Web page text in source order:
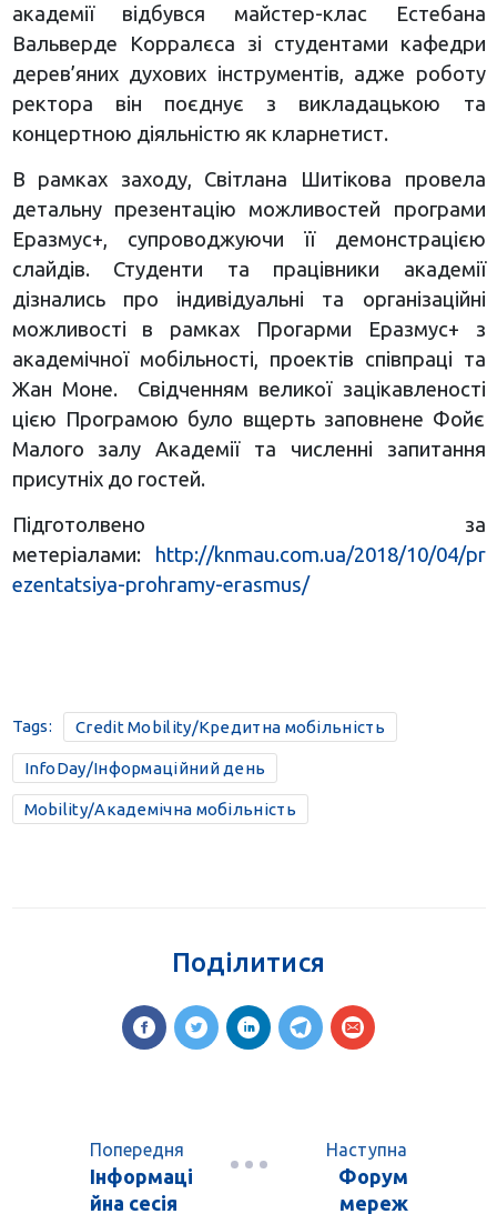
академіївідбувся майстер-клас Естебана
Вальверде Корралєса зі студентами кафедри
дерев’яних духових інструментів, адже роботу
ректора він поєднує з викладацькою та
концертною діяльністю як кларнетист.
В рамках заходу, Світлана Шитікова провела
детальну презентацію можливостей програми
Еразмус+, супроводжуючи її демонстрацією
слайдів. Студенти та працівники академії
дізнались про індивідуальні та організаційні
можливості в рамках Прогарми Еразмус+ з
академічної мобільності, проектів співпраці та
Жан Моне. Свідченням великої зацікавленості
цією Програмою було вщерть заповнене Фойє
Малого залу Академії та численні запитання
присутніх до гостей.
Підготолвено за
метеріалами: http://knmau.com.ua/2018/10/04/pr
ezentatsiya-prohramy-erasmus/
Tags: Credit Mobility/Кредитна мобільність
InfoDay/Інформаційний день
Mobility/Академічна мобільність
Поділитися
Попередня
Інформаці
йна сесія
Наступна
Форум
мереж